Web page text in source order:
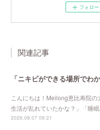
フォロー
関連記事
こんにちは！Meilong恵比寿院
生活が乱れていたかな？」「睡
2026.08.07 06:21